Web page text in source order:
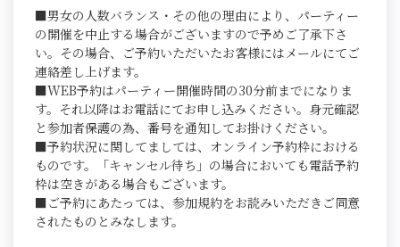
■男女の人数バランス・その他の理由により、パーティー
の開催を中止する場合がございますので予めご了承下さ
い。その場合、ご予約いただいたお客様にはメールにてご
連絡差し上げます。
■WEB予約はパーティー開催時間の30分前までになりま
す。それ以降はお電話にてお申し込みください。身元確認
と参加者保護の為、番号を通知してお掛けください。
■予約状況に関してましては、オンライン予約枠における
ものです。「キャンセル待ち」の場合においても電話予約
枠は空きがある場合もございます。
■ご予約にあたっては、参加規約をお読みいただきご同意
されたものとみなします。